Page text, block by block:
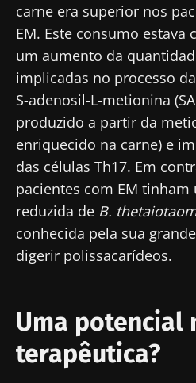
carne era superior nos
EM. Este consumo estava
um aumento da
implicadas no processo
S-adenosil-L-metionina
produzido a partir da
enriquecido na carne) e
das células Th17. Em
pacientes com EM
reduzida de B.
conhecida pela sua
digerir polissacarídeos.
Uma potencial
terapêutica?
Mantenha-
informado
receba o "Microbiota
Magazine" para se
últimas notícias sobre a
Fique
Junte-se à comunidade
saúde e investigadores
receba o "Microbiota
Magazine" para se
últimas notícias sobre a
Gostaria de me
informações sobre a
Eu li e aceito as